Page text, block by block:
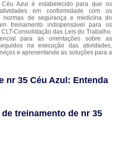
Azul é estabelecido para que os
em conformidade com os
normas de segurança e medicina do
treinamento indispensável para os
Consolidação das Leis do Trabalho.
para as orientações sobre as
na execução das atividades,
e apresentando as soluções para a
nr 35 Céu Azul: Entenda
treinamento de nr 35